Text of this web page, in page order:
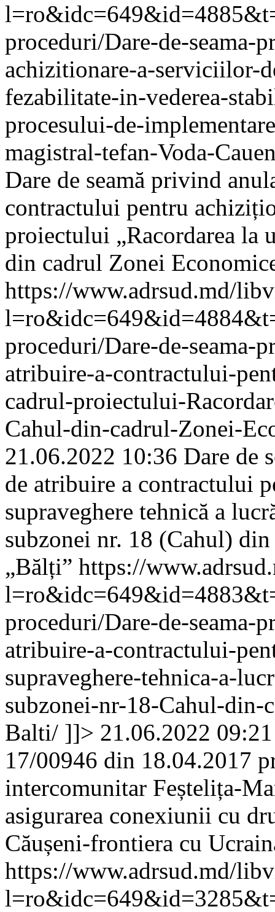
proceduri/Dare-de-
achizitionare-a-serviciilor-
fezabilitate-in-vederea-
procesului-de-
magistral-tefan-Voda-
Dare de seamă privind
contractului pentru
proiectului „Racordarea la
din cadrul Zonei
https://www.adrsud.md/
proceduri/Dare-de-seama-
atribuire-a-contractului-
cadrul-proiectului-
Cahul-din-cadrul-Zonei-
21.06.2022 10:36 Dare de
de atribuire a contractului
supraveghere tehnică a
subzonei nr. 18 (Cahul)
„Bălți” https://
proceduri/Dare-de-seama-
atribuire-a-contractului-
supraveghere-tehnica-a-
subzonei-nr-18-Cahul-
Balti/ ]]> 21.06.2022 09:21
17/00946 din 18.04.2017
intercomunitar Feștelița-
asigurarea conexiunii cu
Căușeni-frontiera cu
https://www.adrsud.md/